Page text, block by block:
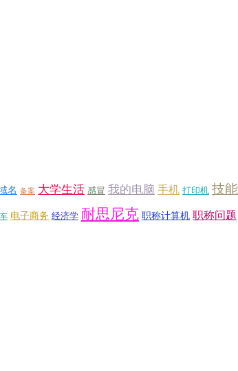
名 备案 大学生活 感冒 我的电脑 手机 打印机 技
电子商务 经济学 耐思尼克 职称计算机 职称问题